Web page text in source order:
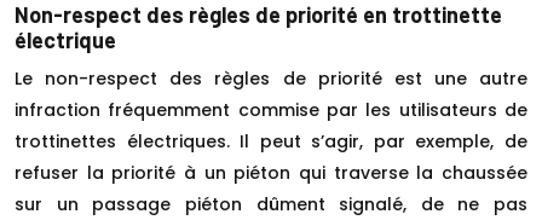
Non-respect des règles de priorité en trottinette
électrique
Le non-respect des règles de priorité est une autre
infraction fréquemment commise par les utilisateurs de
trottinettes électriques. Il peut s’agir, par exemple, de
refuser la priorité à un piéton qui traverse la chaussée
sur un passage piéton dûment signalé, de ne pas